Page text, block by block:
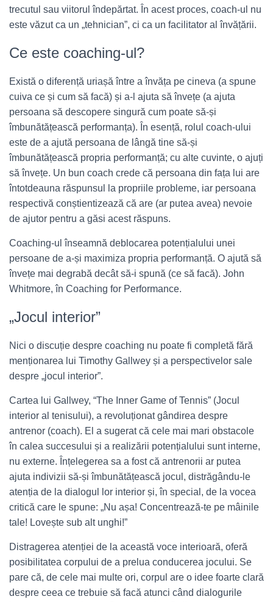
trecutul sau viitorul îndepărtat. În acest proces, coach-ul nu
este văzut ca un „tehnician”, ci ca un facilitator al învățării.
Ce este coaching-ul?
Există o diferență uriașă între a învăța pe cineva (a spune
cuiva ce și cum să facă) și a-l ajuta să învețe (a ajuta
persoana să descopere singură cum poate să-și
îmbunătățească performanța). În esență, rolul coach-ului
este de a ajută persoana de lângă tine să-și
îmbunătățească propria performanță; cu alte cuvinte, o ajuți
să învețe. Un bun coach crede că persoana din fața lui are
întotdeauna răspunsul la propriile probleme, iar persoana
respectivă conștientizează că are (ar putea avea) nevoie
de ajutor pentru a găsi acest răspuns.
Coaching-ul înseamnă deblocarea potențialului unei
persoane de a-și maximiza propria performanță. O ajută să
învețe mai degrabă decât să-i spună (ce să facă). John
Whitmore, în Coaching for Performance.
„Jocul interior”
Nici o discuție despre coaching nu poate fi completă fără
menționarea lui Timothy Gallwey și a perspectivelor sale
despre „jocul interior”.
Cartea lui Gallwey, “The Inner Game of Tennis” (Jocul
interior al tenisului), a revoluționat gândirea despre
antrenor (coach). El a sugerat că cele mai mari obstacole
în calea succesului și a realizării potențialului sunt interne,
nu externe. Înțelegerea sa a fost că antrenorii ar putea
ajuta indivizii să-și îmbunătățească jocul, distrăgându-le
atenția de la dialogul lor interior și, în special, de la vocea
critică care le spune: „Nu așa! Concentrează-te pe mâinile
tale! Lovește sub alt unghi!”
Distragerea atenției de la această voce interioară, oferă
posibilitatea corpului de a prelua conducerea jocului. Se
pare că, de cele mai multe ori, corpul are o idee foarte clară
despre ceea ce trebuie să facă atunci când dialogurile